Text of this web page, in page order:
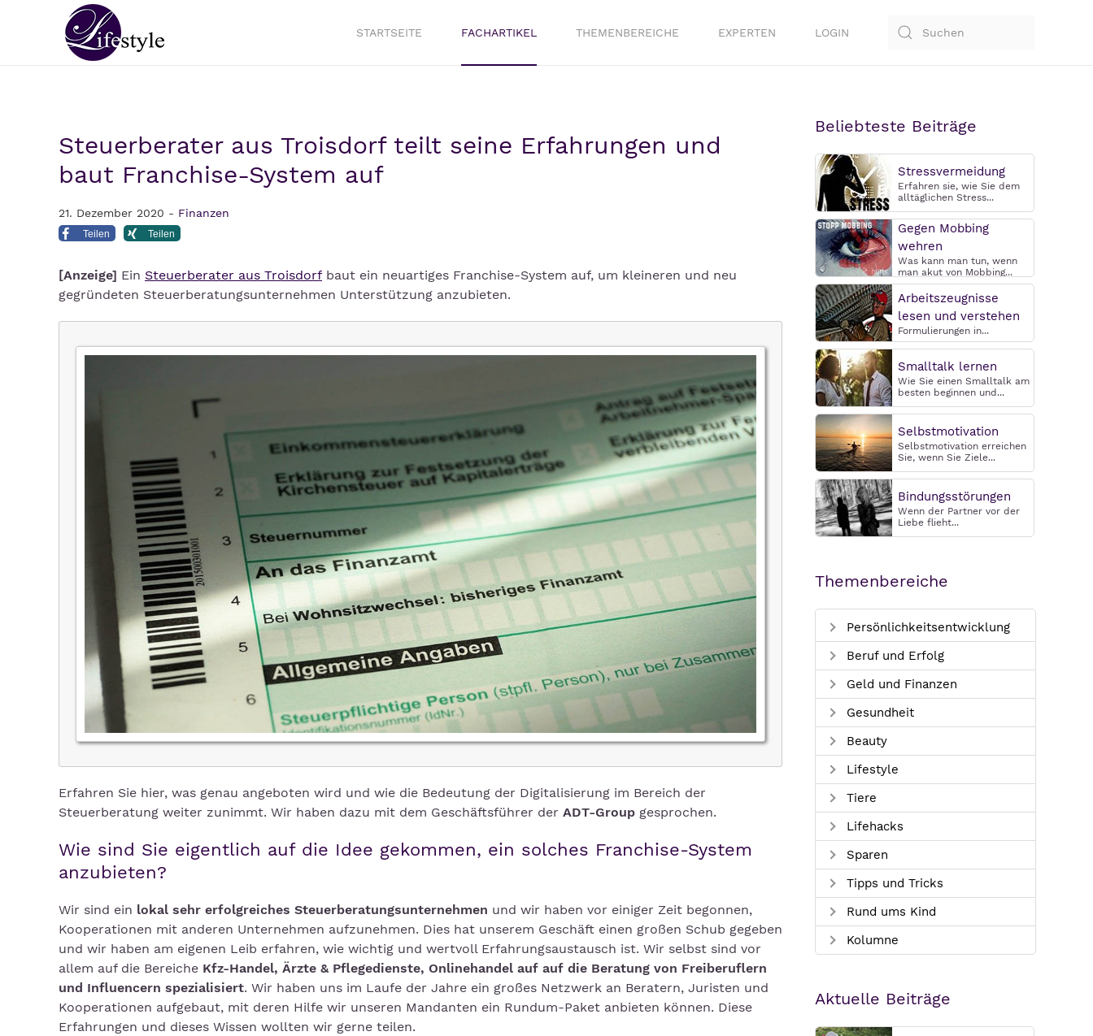
STARTSEITE FACHARTIKEL THEMENBEREICHE EXPERTEN LOGIN
Steuerberater aus Troisdorf teilt seine Erfahrungen und
baut Franchise-System auf
21. Dezember 2020 - Finanzen
Teilen Teilen
[Anzeige] Ein Steuerberater aus Troisdorf baut ein neuartiges Franchise-System auf, um kleineren und neu
gegründeten Steuerberatungsunternehmen Unterstützung anzubieten.
Erfahren Sie hier, was genau angeboten wird und wie die Bedeutung der Digitalisierung im Bereich der
Steuerberatung weiter zunimmt. Wir haben dazu mit dem Geschäftsführer der ADT-Group gesprochen.
Wie sind Sie eigentlich auf die Idee gekommen, ein solches Franchise-System
anzubieten?
Wir sind ein lokal sehr erfolgreiches Steuerberatungsunternehmen und wir haben vor einiger Zeit begonnen,
Kooperationen mit anderen Unternehmen aufzunehmen. Dies hat unserem Geschäft einen großen Schub gegeben
und wir haben am eigenen Leib erfahren, wie wichtig und wertvoll Erfahrungsaustausch ist. Wir selbst sind vor
allem auf die Bereiche Kfz-Handel, Ärzte & Pflegedienste, Onlinehandel auf auf die Beratung von Freiberuflern
und Influencern spezialisiert. Wir haben uns im Laufe der Jahre ein großes Netzwerk an Beratern, Juristen und
Kooperationen aufgebaut, mit deren Hilfe wir unseren Mandanten ein Rundum-Paket anbieten können. Diese
Erfahrungen und dieses Wissen wollten wir gerne teilen.
Beliebteste Beiträge
Stressvermeidung
Erfahren sie, wie Sie dem
alltäglichen Stress...
Gegen Mobbing
wehren
Was kann man tun, wenn
man akut von Mobbing...
Arbeitszeugnisse
lesen und verstehen
Formulierungen in...
Smalltalk lernen
Wie Sie einen Smalltalk am
besten beginnen und...
Selbstmotivation
Selbstmotivation erreichen
Sie, wenn Sie Ziele...
Bindungsstörungen
Wenn der Partner vor der
Liebe flieht...
Themenbereiche
Persönlichkeitsentwicklung
Beruf und Erfolg
Geld und Finanzen
Gesundheit
Beauty
Lifestyle
Tiere
Lifehacks
Sparen
Tipps und Tricks
Rund ums Kind
Kolumne
Aktuelle Beiträge